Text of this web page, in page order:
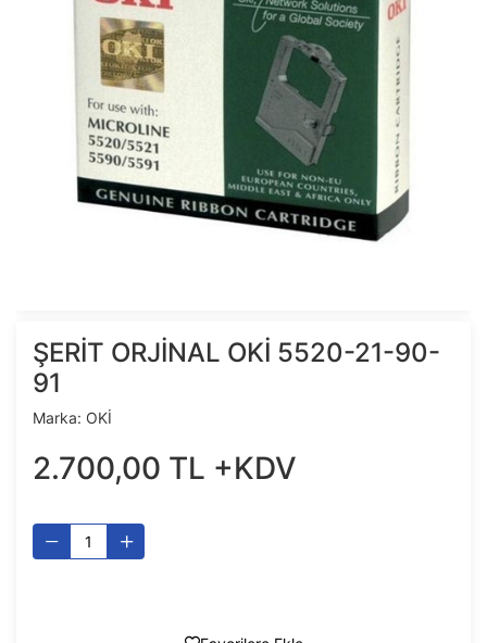
ŞERİT ORJİNAL OKİ 5520-21-90-
91
Marka: OKİ
2.700,00 TL +KDV